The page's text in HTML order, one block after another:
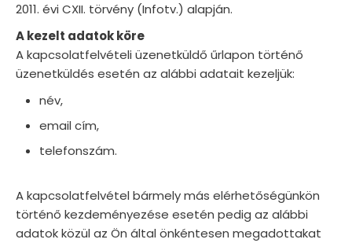
2011. évi CXII. törvény (Infotv.) alapján.
A kezelt adatok köre
A kapcsolatfelvételi üzenetküldő űrlapon történő
üzenetküldés esetén az alábbi adatait kezeljük:
név,
email cím,
telefonszám.
A kapcsolatfelvétel bármely más elérhetőségünkön
történő kezdeményezése esetén pedig az alábbi
adatok közül az Ön által önkéntesen megadottakat